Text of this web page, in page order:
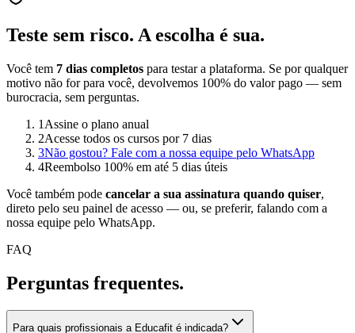
Teste sem risco. A escolha é sua.
Você tem 7 dias completos para testar a plataforma. Se por qualquer
motivo não for para você, devolvemos 100% do valor pago — sem
burocracia, sem perguntas.
1 Assine o plano anual
2Acesse todos os cursos por 7 dias
3Não gostou? Fale com a nossa equipe pelo WhatsApp
4Reembolso 100% em até 5 dias úteis
Você também pode cancelar a sua assinatura quando quiser,
direto pelo seu painel de acesso — ou, se preferir, falando com a
nossa equipe pelo WhatsApp.
FAQ
Perguntas frequentes.
Para quais profissionais a Educafit é indicada?